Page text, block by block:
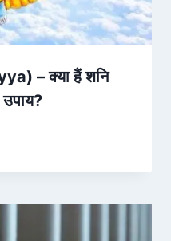
– क्या हैं शनि